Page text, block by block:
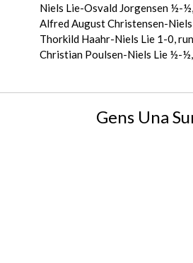
Niels Lie-Osvald Jorgensen ½-
Alfred August Christensen-
Thorkild Haahr-Niels Lie 1-0,
Christian Poulsen-Niels Lie ½-
Gens Una